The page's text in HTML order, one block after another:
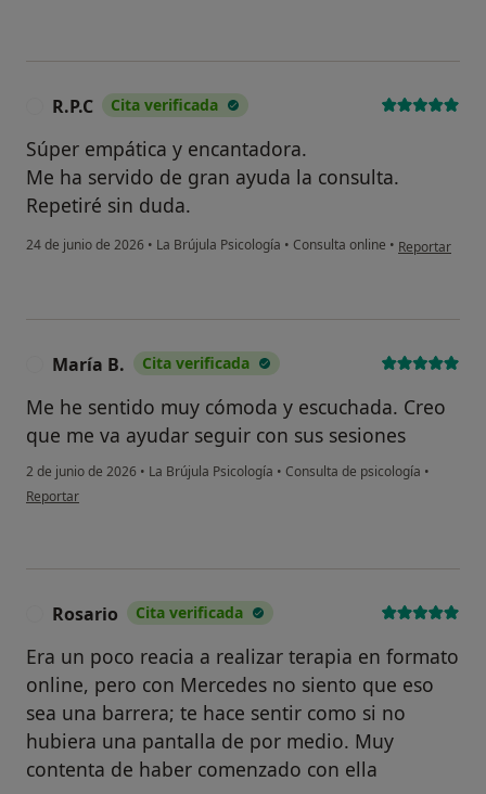
R.P.C Cita verificada
Súper empática y encantadora.
Me ha servido de gran ayuda la consulta.
Repetiré sin duda.
24 de junio de 2026 • La Brújula Psicología • Consulta online • en opinión del
Reportar
María B. Cita verificada
Me he sentido muy cómoda y escuchada. Creo
que me va ayudar seguir con sus sesiones
2 de junio de 2026 • La Brújula Psicología • Consulta de psicología •
en opinión del usuario María B.
Reportar
Rosario Cita verificada
Era un poco reacia a realizar terapia en formato
online, pero con Mercedes no siento que eso
sea una barrera; te hace sentir como si no
hubiera una pantalla de por medio. Muy
contenta de haber comenzado con ella
¿Alguna vez has usado una app
o chatbot de IA para hablar
sobre un tema emocional o
psicológico?
No, y no confío en ello
Continuar